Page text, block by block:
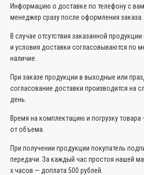
Информацию о доставке по телефону с
менеджер сразу после оформления заказа.
В случае отсутствия заказанной
и условия доставки согласовываются по
наличие.
При заказе продукции в выходные или
согласование доставки производится на
день.
Время на комплектацию и погрузку
от объема.
При получении продукции покупатель
передачи. За каждый час простоя нашей
х часов — доплата 500 рублей.